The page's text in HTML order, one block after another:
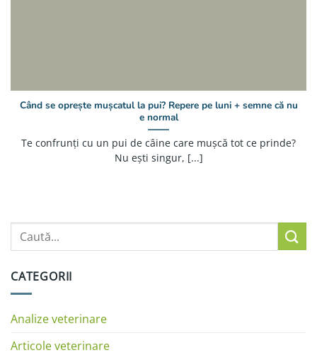
CATEGORII
Analize veterinare
Articole veterinare
Când se oprește mușcatul la pui? Repere pe luni + semne că nu
e normal
Te confrunți cu un pui de câine care mușcă tot ce prinde?
Nu ești singur, [...]